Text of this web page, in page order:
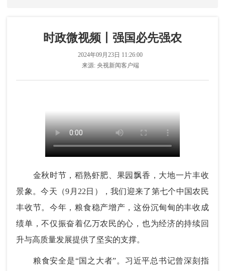
时政微视频丨强国必先强农
2024年09月23日 11:26:00
来源: 央视新闻客户端
金秋时节，稻熟虾肥、果园飘香，大地一片丰收
景象。今天（9月22日），我们迎来了第七个中国农民
丰收节。今年，粮食稳产增产，这份沉甸甸的丰收成
绩单，不仅振奋着亿万农民的心，也为经济的持续回
升与高质量发展提供了坚实的支撑。
粮食安全是“国之大者”。习近平总书记曾深刻指